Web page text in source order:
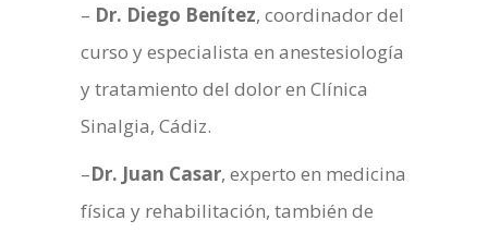
– Dr. Diego Benítez, coordinador del
curso y especialista en anestesiología
y tratamiento del dolor en Clínica
Sinalgia, Cádiz.
–Dr. Juan Casar, experto en medicina
física y rehabilitación, también de